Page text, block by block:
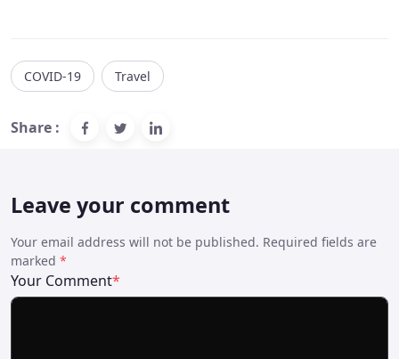
COVID-19 Travel
Share :
Leave your comment
Your email address will not be published. Required fields are
marked *
Your Comment*